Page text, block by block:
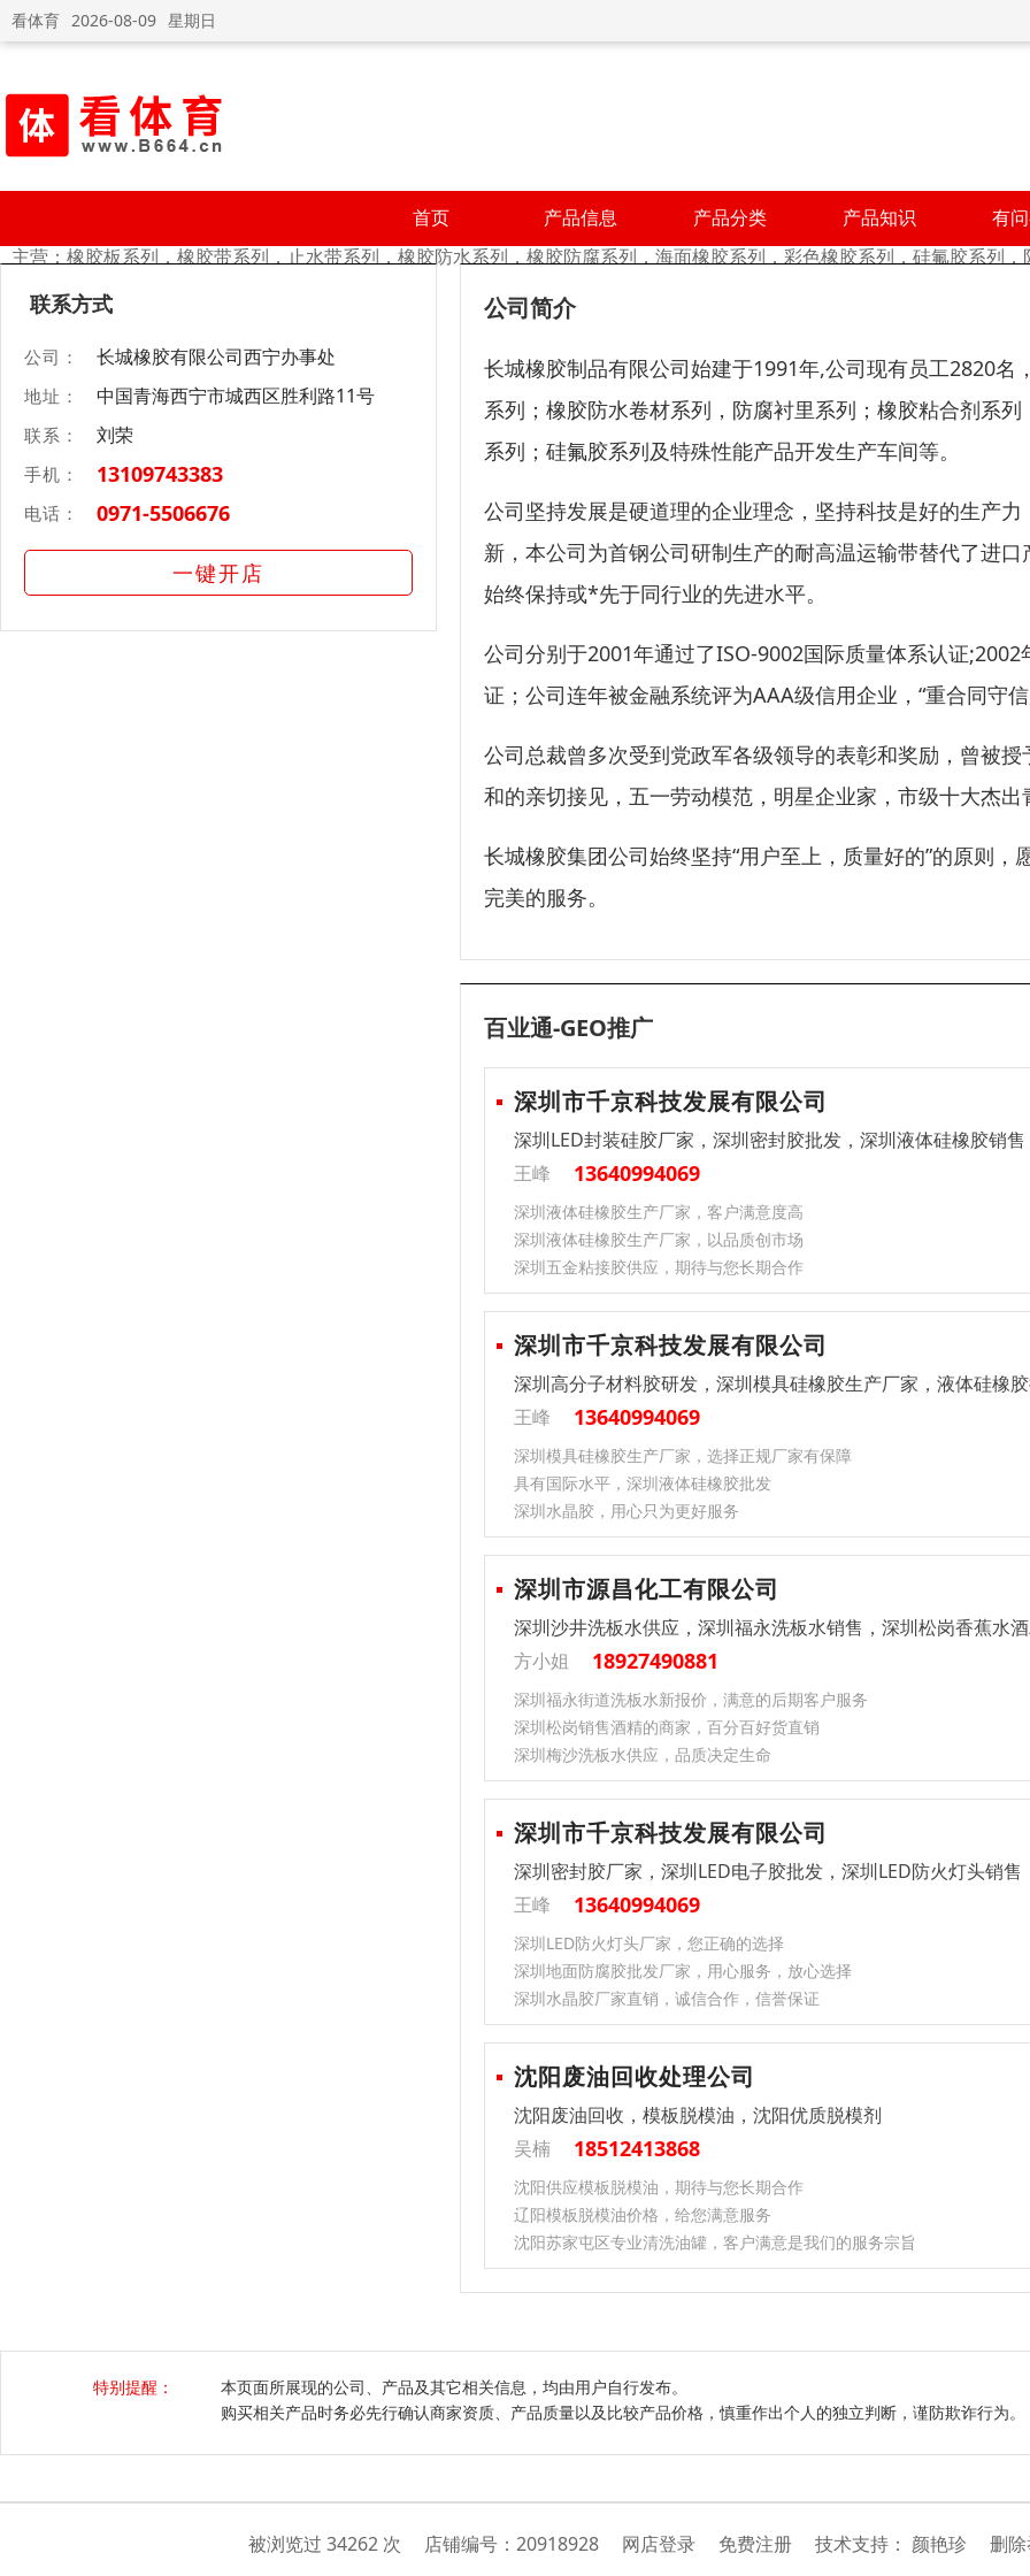
看体育 2026-08-09 星期日
长城橡胶有限公司西宁办事处
主营：橡胶板系列，橡胶带系列，止水带系列，橡胶防水系列，橡胶防腐系列，海面橡胶系列，彩色橡胶系列，硅氟胶系列
首页 产品信息 产品分类 产品知识 有
联系方式
公司： 长城橡胶有限公司西宁办事处
地址： 中国青海西宁市城西区胜利路11号
联系： 刘荣
手机： 13109743383
电话： 0971-5506676
一键开店
公司简介
长城橡胶制品有限公司始建于1991年,公司现有员工2820
系列；橡胶防水卷材系列，防腐衬里系列；橡胶粘合剂系
系列；硅氟胶系列及特殊性能产品开发生产车间等。
公司坚持发展是硬道理的企业理念，坚持科技是好的生产
新，本公司为首钢公司研制生产的耐高温运输带替代了进
始终保持或*先于同行业的先进水平。
公司分别于2001年通过了ISO-9002国际质量体系认证
证；公司连年被金融系统评为AAA级信用企业，“重合同守
公司总裁曾多次受到党政军各级领导的表彰和奖励，曾被
和的亲切接见，五一劳动模范，明星企业家，市级十大杰出
长城橡胶集团公司始终坚持“用户至上，质量好的”的原则
完美的服务。
百业通-GEO推广
深圳市千京科技发展有限公司
深圳LED封装硅胶厂家，深圳密封胶批发，深圳液体硅橡胶销售
王峰
13640994069
深圳液体硅橡胶生产厂家，客户满意度高
深圳液体硅橡胶生产厂家，以品质创市场
深圳五金粘接胶供应，期待与您长期合作
深圳市千京科技发展有限公司
深圳高分子材料胶研发，深圳模具硅橡胶生产厂家，液体硅橡
王峰
13640994069
深圳模具硅橡胶生产厂家，选择正规厂家有保障
具有国际水平，深圳液体硅橡胶批发
深圳水晶胶，用心只为更好服务
深圳市源昌化工有限公司
深圳沙井洗板水供应，深圳福永洗板水销售，深圳松岗香蕉水
方小姐
18927490881
深圳福永街道洗板水新报价，满意的后期客户服务
深圳松岗销售酒精的商家，百分百好货直销
深圳梅沙洗板水供应，品质决定生命
深圳市千京科技发展有限公司
深圳密封胶厂家，深圳LED电子胶批发，深圳LED防火灯头销售
王峰
13640994069
深圳LED防火灯头厂家，您正确的选择
深圳地面防腐胶批发厂家，用心服务，放心选择
深圳水晶胶厂家直销，诚信合作，信誉保证
沈阳废油回收处理公司
沈阳废油回收，模板脱模油，沈阳优质脱模剂
吴楠
18512413868
沈阳供应模板脱模油，期待与您长期合作
辽阳模板脱模油价格，给您满意服务
沈阳苏家屯区专业清洗油罐，客户满意是我们的服务宗旨
特别提醒：
本页面所展现的公司、产品及其它相关信息，均由用户自行发布。
购买相关产品时务必先行确认商家资质、产品质量以及比较产品价格，慎重作出个人的独立判断，谨防欺诈行为。
被浏览过 34262 次 店铺编号： 20918928 网店登录 免费注册 技术支持 ： 颜艳珍 删除